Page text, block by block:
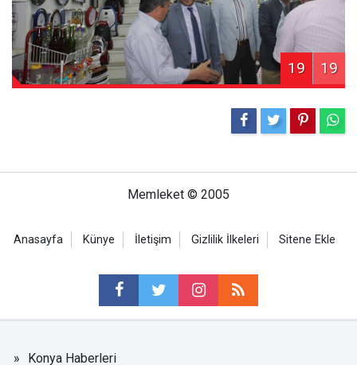
19 19
Memleket © 2005
Anasayfa Künye İletişim Gizlilik İlkeleri Sitene Ekle
Konya Haberleri